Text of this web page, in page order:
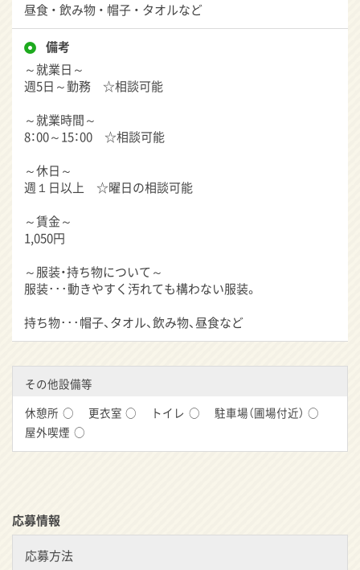
昼食 ・ 飲み物 ・ 帽子 ・ タオルなど
備考
～就業日～
週5日～勤務 ☆相談可能
～就業時間～
8：00～15：00 ☆相談可能
～休日～
週１日以上 ☆曜日の相談可能
～賃金～
1,050円
～服装・持ち物について～
服装･･･動きやすく汚れても構わない服装。
持ち物･･･帽子、タオル、飲み物、昼食など
その他設備等
休憩所 ○ 更衣室 ○ トイレ ○ 駐車場（圃場付近） ○
屋外喫煙 ○
応募情報
応募方法